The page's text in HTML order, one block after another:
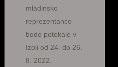
mladinsko
reprezentanco
bodo potekale v
Izoli od 24. do 26.
8. 2022.